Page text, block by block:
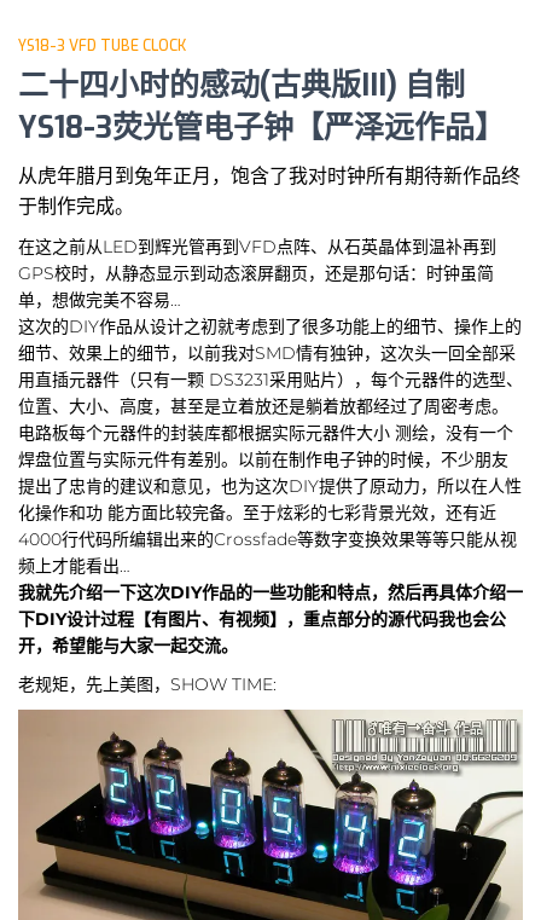
YS18-3 VFD TUBE CLOCK
二十四小时的感动(古典版III) 自制
YS18-3荧光管电子钟【严泽远作品】
从虎年腊月到兔年正月，饱含了我对时钟所有期待新作品终
于制作完成。
在这之前从LED到辉光管再到VFD点阵、从石英晶体到温补再到
GPS校时，从静态显示到动态滚屏翻页，还是那句话：时钟虽简
单，想做完美不容易…
这次的DIY作品从设计之初就考虑到了很多功能上的细节、操作上的
细节、效果上的细节，以前我对SMD情有独钟，这次头一回全部采
用直插元器件（只有一颗 DS3231采用贴片），每个元器件的选型、
位置、大小、高度，甚至是立着放还是躺着放都经过了周密考虑。
电路板每个元器件的封装库都根据实际元器件大小 测绘，没有一个
焊盘位置与实际元件有差别。以前在制作电子钟的时候，不少朋友
提出了忠肯的建议和意见，也为这次DIY提供了原动力，所以在人性
化操作和功 能方面比较完备。至于炫彩的七彩背景光效，还有近
4000行代码所编辑出来的Crossfade等数字变换效果等等只能从视
频上才能看出…
我就先介绍一下这次DIY作品的一些功能和特点，然后再具体介绍一
下DIY设计过程【有图片、有视频】，重点部分的源代码我也会公
开，希望能与大家一起交流。
老规矩，先上美图，SHOW TIME: